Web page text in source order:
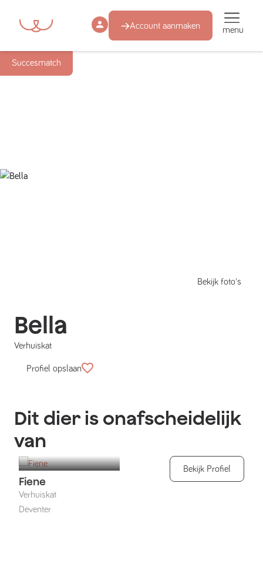
Account aanmaken menu
Succesmatch
Bekijk foto's
Bella
Verhuiskat
Profiel opslaan
Dit dier is onafscheidelijk
van
Fiene
Verhuiskat
Deventer
Bekijk Profiel